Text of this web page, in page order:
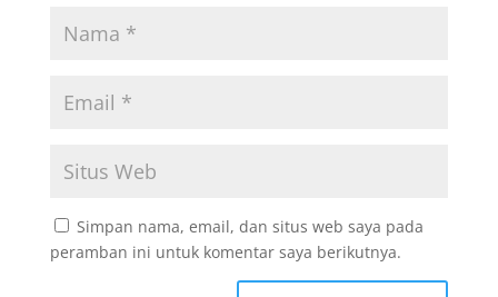
Simpan nama, email, dan situs web saya pada
peramban ini untuk komentar saya berikutnya.